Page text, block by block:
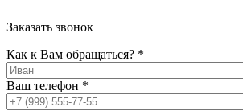
Заказать звонок
Как к Вам обращаться? *
Ваш телефон *